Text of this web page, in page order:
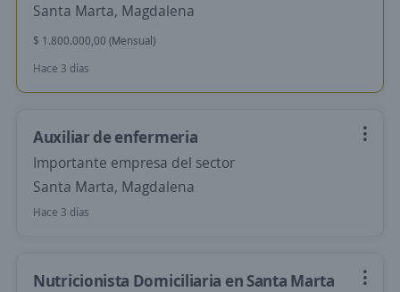
Santa Marta, Magdalena
$ 1.800.000,00 (Mensual)
Hace 3 días
Auxiliar de enfermeria
Importante empresa del sector
Santa Marta, Magdalena
Hace 3 días
Nutricionista Domiciliaria en Santa Marta